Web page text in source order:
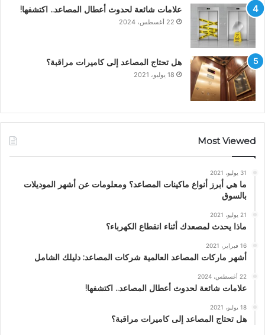
علامات شائعة لحدوث أعطال المصاعد.. اكتشفها!
22 أغسطس، 2024
هل تحتاج المصاعد إلى كاميرات مراقبة؟
18 يوليو، 2021
Most Viewed
31 يوليو، 2021
ما هي أبرز أنواع ماكينات المصاعد؟ ومعلومات عن أشهر الموديلات
بالسوق
21 يوليو، 2021
ماذا يحدث لمصعدك أثناء انقطاع الكهرباء؟
16 فبراير، 2021
أشهر ماركات المصاعد العالمية شركات المصاعد: دليلك الشامل
22 أغسطس، 2024
علامات شائعة لحدوث أعطال المصاعد.. اكتشفها!
18 يوليو، 2021
هل تحتاج المصاعد إلى كاميرات مراقبة؟